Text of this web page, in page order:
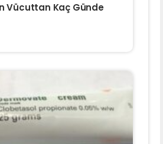
Vücuttan Kaç Günde